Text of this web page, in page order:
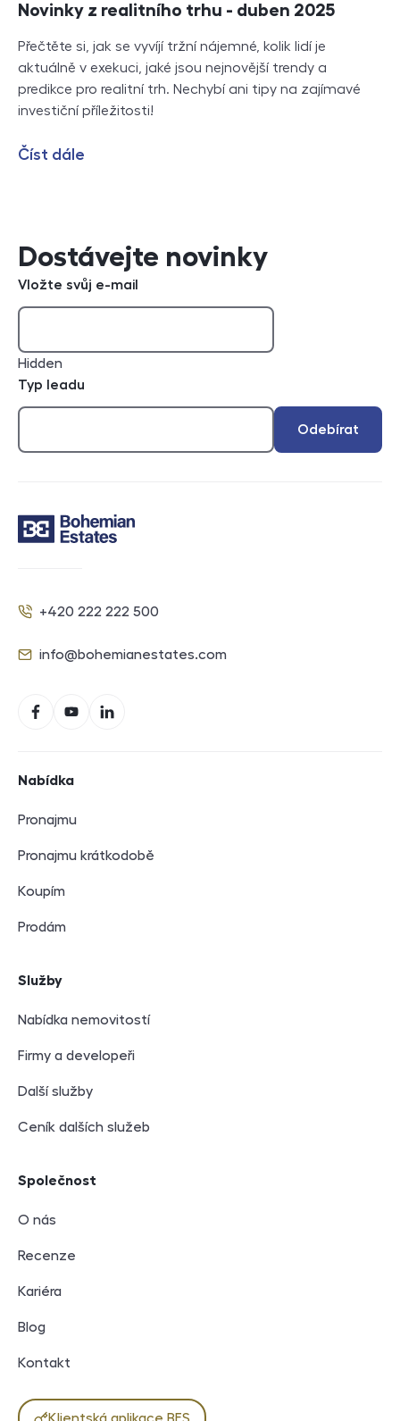
Novinky z realitního trhu - duben 2025
Přečtěte si, jak se vyvíjí tržní nájemné, kolik lidí je
aktuálně v exekuci, jaké jsou nejnovější trendy a
predikce pro realitní trh. Nechybí ani tipy na zajímavé
investiční příležitosti!
Číst dále
Dostávejte novinky
Vložte svůj e-mail
Hidden
Typ leadu
Odebírat
Telefon
+420 222 222 500
E-mail
info@bohemianestates.com
FacebookYouTubeLinkedIn
Nabídka
Pronajmu
Pronajmu krátkodobě
Koupím
Prodám
Služby
Nabídka nemovitostí
Firmy a developeři
Další služby
Ceník dalších služeb
Společnost
O nás
Recenze
Kariéra
Blog
Kontakt